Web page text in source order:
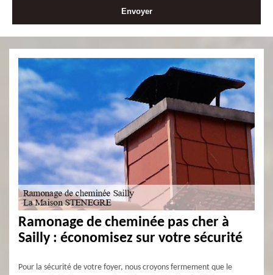
Ramonage de cheminée pas cher à
Sailly : économisez sur votre sécurité
Pour la sécurité de votre foyer, nous croyons fermement que le